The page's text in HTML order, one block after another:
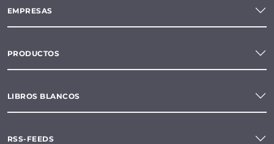
EMPRESAS
PRODUCTOS
LIBROS BLANCOS
RSS-FEEDS